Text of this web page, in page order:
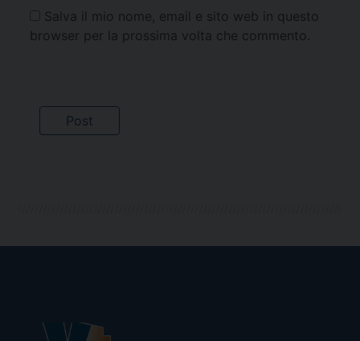
Salva il mio nome, email e sito web in questo
browser per la prossima volta che commento.